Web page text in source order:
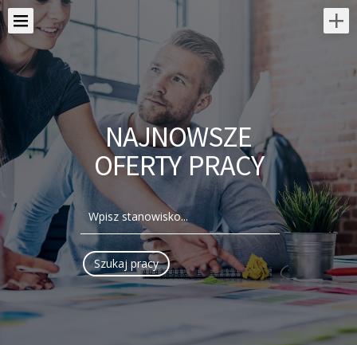
NAJNOWSZE
OFERTY PRACY